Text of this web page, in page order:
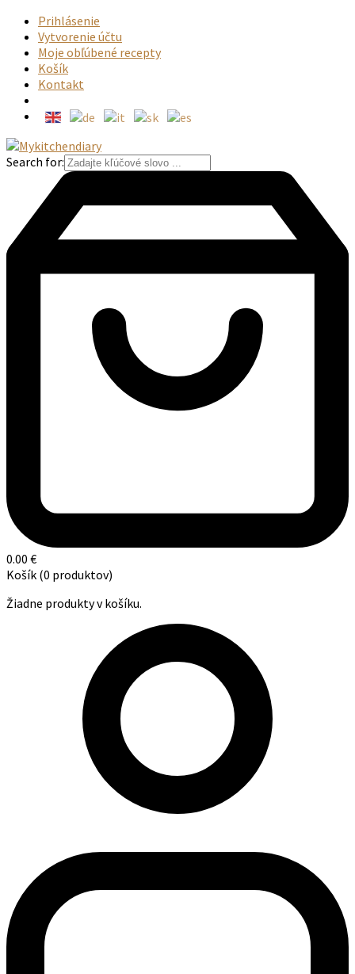
Prihlásenie
Vytvorenie účtu
Moje obľúbené recepty
Košík
Kontakt
Search for:
0.00 €
Košík (0 produktov)
Žiadne produkty v košíku.